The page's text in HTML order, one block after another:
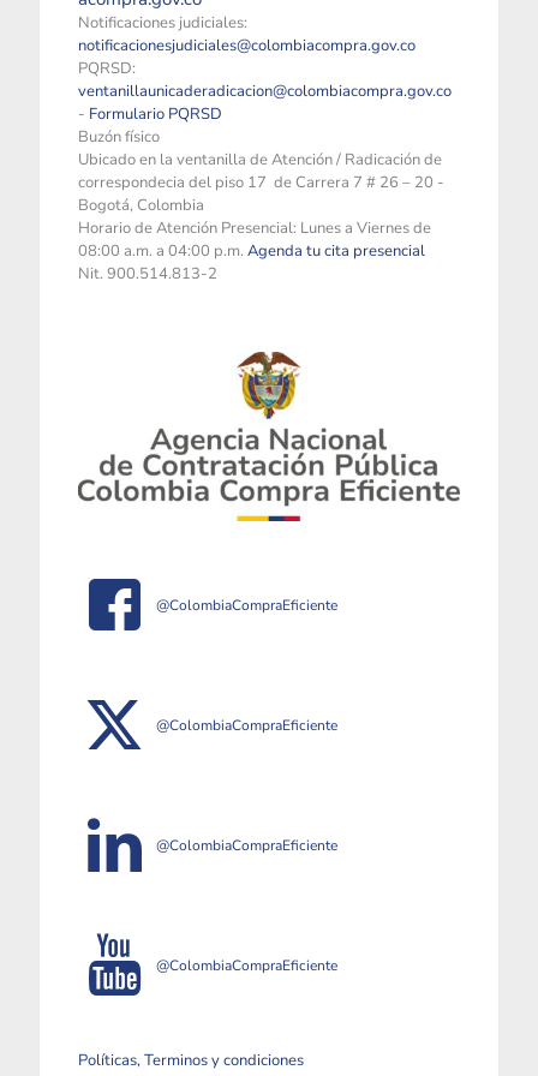
Notificaciones judiciales:
notificacionesjudiciales@colombiacompra.gov.co
PQRSD:
ventanillaunicaderadicacion@colombiacompra.gov.co
- Formulario PQRSD
Buzón físico
Ubicado en la ventanilla de Atención / Radicación de
correspondecia del piso 17 de Carrera 7 # 26 – 20 -
Bogotá, Colombia
Horario de Atención Presencial: Lunes a Viernes de
08:00 a.m. a 04:00 p.m. Agenda tu cita presencial
Nit. 900.514.813-2
@ColombiaCompraEficiente
@ColombiaCompraEficiente
@ColombiaCompraEficiente
@ColombiaCompraEficiente
Políticas, Terminos y condiciones